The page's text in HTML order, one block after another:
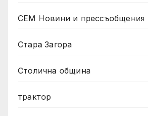
СЕМ Новини и прессъобщения
Стара Загора
Столична община
трактор